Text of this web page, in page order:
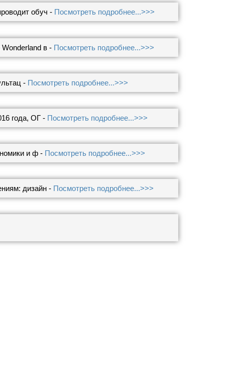
обуч - Посмотреть подробнее...>>>
в - Посмотреть подробнее...>>>
- Посмотреть подробнее...>>>
года, ОГ - Посмотреть подробнее...>>>
и ф - Посмотреть подробнее...>>>
дизайн - Посмотреть подробнее...>>>